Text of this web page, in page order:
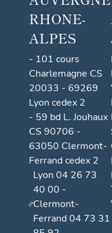
RHONE-
ALPES
- 101 cours
Charlemagne CS
20033 - 69269
Lyon cedex 2
- 59 bd L. Jouhaux
CS 90706 -
63050 Clermont-
Ferrand cedex 2
Lyon 04 26 73
40 00 -
Clermont-
Ferrand 04 73 31